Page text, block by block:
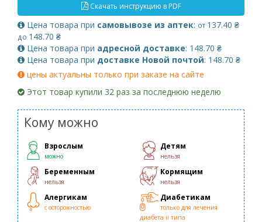
Скачать инструкцию в PDF
Цена товара при самовывозе из аптек: от 137.40 ₴
до 148.70 ₴
Цена товара при адресной доставке: 148.70 ₴
Цена товара при доставке Новой почтой: 148.70 ₴
цены актуальны только при заказе на сайте
Этот товар купили 32 раз за последнюю неделю
Кому можно
Взрослым
можно
Детям
нельзя
Беременным
нельзя
Кормящим
нельзя
Алергикам
с осторожностью
Диабетикам
только для лечения
диабета іі типа